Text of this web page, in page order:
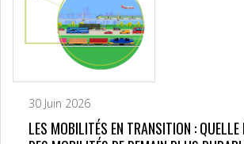
30 Juin 2026
LES MOBILITÉS EN TRANSITION :